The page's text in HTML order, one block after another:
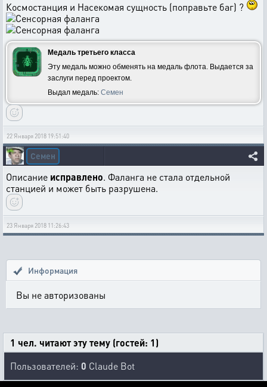
Космостанция и Насекомая сущность (поправьте баг) ?
Медаль третьего класса
Эту медаль можно обменять на медаль флота. Выдается за
заслуги перед проектом.
Выдал медаль: Семен
22 Января 2018 19:51:40
Семен
Описание исправлено. Фаланга не стала отдельной
станцией и может быть разрушена.
23 Января 2018 11:26:43
Информация
Вы не авторизованы
1 чел. читают эту тему (гостей: 1)
Пользователей: 0 Claude Bot